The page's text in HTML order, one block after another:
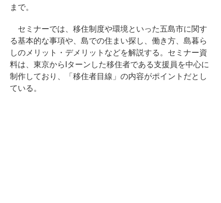
まで。
セミナーでは、移住制度や環境といった五島市に関す
る基本的な事項や、島での住まい探し、働き方、島暮ら
しのメリット・デメリットなどを解説する。セミナー資
料は、東京からIターンした移住者である支援員を中心に
制作しており、「移住者目線」の内容がポイントだとし
ている。